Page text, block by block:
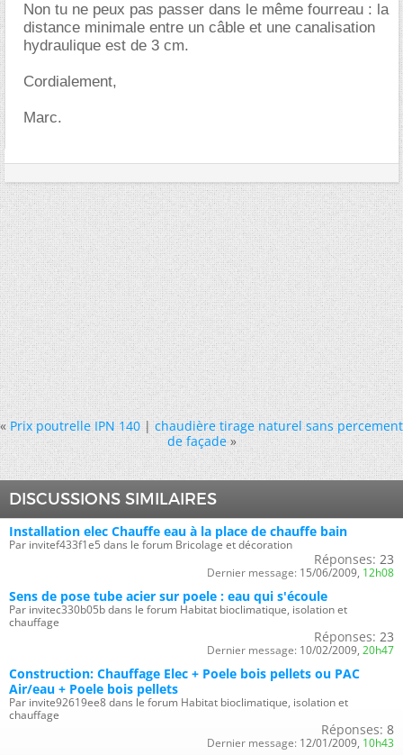
Non tu ne peux pas passer dans le même fourreau : la
distance minimale entre un câble et une canalisation
hydraulique est de 3 cm.
Cordialement,
Marc.
« Prix poutrelle IPN 140|chaudière tirage naturel sans percement
de façade »
DISCUSSIONS SIMILAIRES
Installation elec Chauffe eau à la place de chauffe bain
Par invitef433f1e5 dans le forum Bricolage et décoration
Réponses: 23
Dernier message: 15/06/2009, 12h08
Sens de pose tube acier sur poele : eau qui s'écoule
Par invitec330b05b dans le forum Habitat bioclimatique, isolation et
chauffage
Réponses: 23
Dernier message: 10/02/2009, 20h47
Construction: Chauffage Elec + Poele bois pellets ou PAC
Air/eau + Poele bois pellets
Par invite92619ee8 dans le forum Habitat bioclimatique, isolation et
chauffage
Réponses: 8
Dernier message: 12/01/2009, 10h43